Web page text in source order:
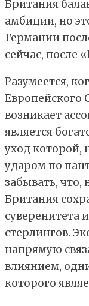
Британия
амбиции, но
Германии
сейчас, после
Разумеется,
Европейского
возникает
является
уход которой,
ударом по
забывать, что,
Британия
суверенитета
стерлингов.
напрямую
влиянием,
которого